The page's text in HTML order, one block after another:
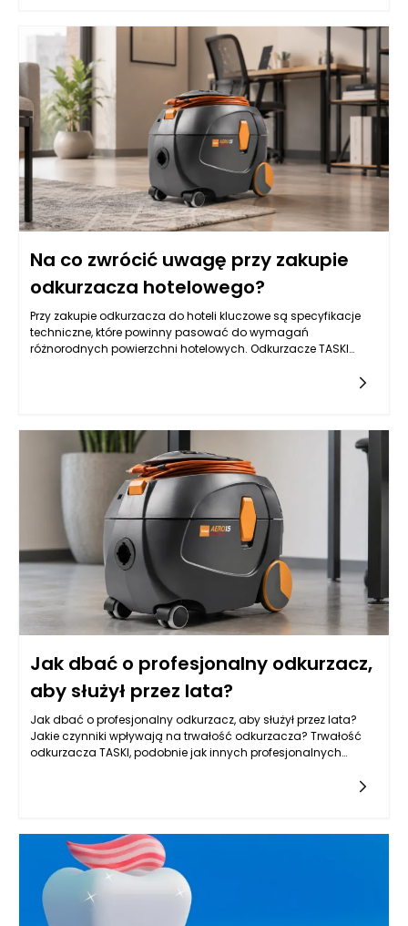
funkcjonalne. Meble na wymiar mogą być stworzone z myślą
o konkretnej przestrzeni, co sprawia, że możemy maksymalnie
wykorzystać każdy centymetr. Co więcej, dzięki elastyczności
w wyborze materiałów i wzorów, stworzone meble mogą
odzwierciedlać osobowość ich właściciela oraz
harmonizować z resztą wnętrza.
Na co zwrócić uwagę przy zakupie
odkurzacza hotelowego?
Przy zakupie odkurzacza do hoteli kluczowe są specyfikacje
techniczne, które powinny pasować do wymagań
różnorodnych powierzchni hotelowych. Odkurzacze TASKI
Jak dbać o profesjonalny odkurzacz,
aby służył przez lata?
Jak dbać o profesjonalny odkurzacz, aby służył przez lata?
Jakie czynniki wpływają na trwałość odkurzacza? Trwałość
odkurzacza TASKI, podobnie jak innych profesjonalnych